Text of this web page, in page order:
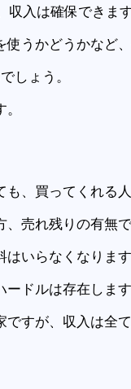
入は確保できます
うかどうかなど
しょう。
、買ってくれる
売れ残りの有無
いらなくなります
ドルは存在します
すが、収入は全